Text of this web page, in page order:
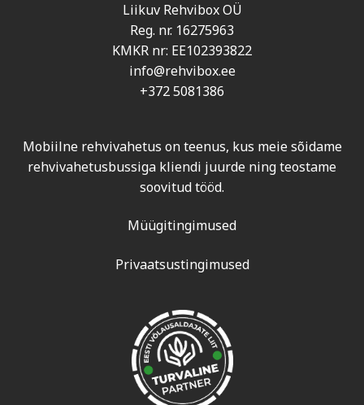
Liikuv Rehvibox OÜ
Reg. nr. 16275963
KMKR nr: EE102393822
info@rehvibox.ee
+372 5081386
Mobiilne rehvivahetus on teenus, kus meie sõidame
rehvivahetusbussiga kliendi juurde ning teostame
soovitud tööd.
Müügitingimused
Privaatsustingimused